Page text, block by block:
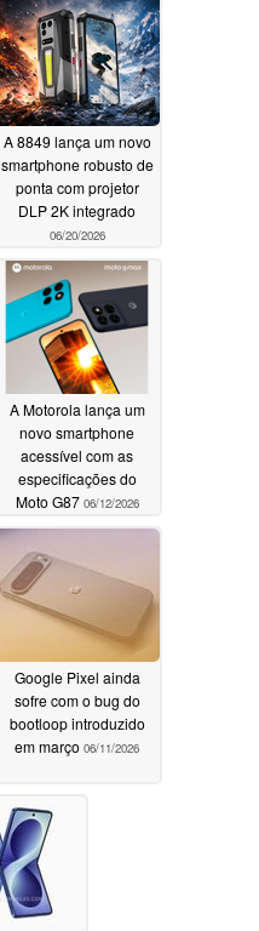
A 8849 lança um novo
smartphone robusto de
ponta com projetor
DLP 2K integrado
06/20/2026
A Motorola lança um
novo smartphone
acessível com as
especificações do
Moto G87 06/12/2026
Google Pixel ainda
sofre com o bug do
bootloop introduzido
em março 06/11/2026